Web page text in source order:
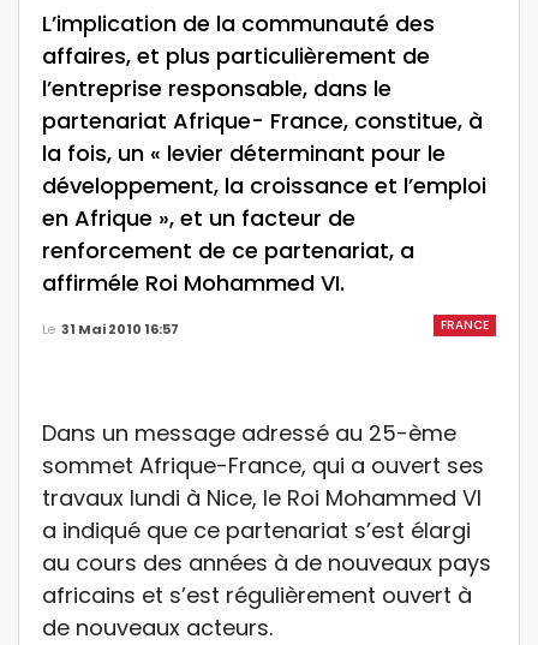
L’implication de la communauté des
affaires, et plus particulièrement de
l’entreprise responsable, dans le
partenariat Afrique- France, constitue, à
la fois, un « levier déterminant pour le
développement, la croissance et l’emploi
en Afrique », et un facteur de
renforcement de ce partenariat, a
affirméle Roi Mohammed VI.
FRANCE
Le 31 Mai 2010 16:57
Dans un message adressé au 25-ème
sommet Afrique-France, qui a ouvert ses
travaux lundi à Nice, le Roi Mohammed VI
a indiqué que ce partenariat s’est élargi
au cours des années à de nouveaux pays
africains et s’est régulièrement ouvert à
de nouveaux acteurs.